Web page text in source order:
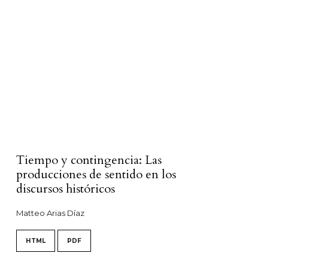
Tiempo y contingencia: Las
producciones de sentido en los
discursos históricos
Matteo Arias Díaz
HTML PDF